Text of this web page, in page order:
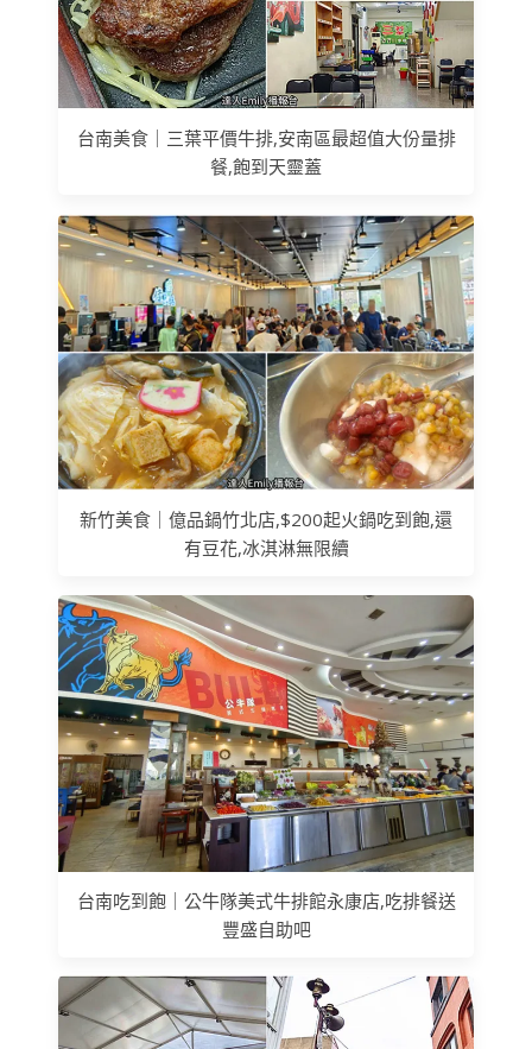
台南美食｜三葉平價牛排,安南區最超值大份量排
餐,飽到天靈蓋
新竹美食｜億品鍋竹北店,$200起火鍋吃到飽,還
有豆花,冰淇淋無限續
台南吃到飽｜公牛隊美式牛排館永康店,吃排餐送
豐盛自助吧